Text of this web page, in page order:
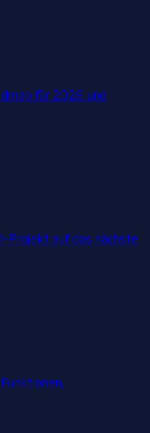
für 2026 und
Projekt auf das nächste